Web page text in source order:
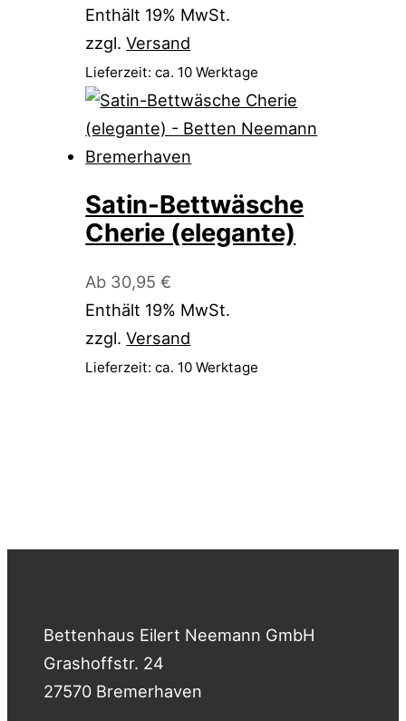
Enthält 19% MwSt.
zzgl.Versand
Lieferzeit: ca. 10 Werktage
Satin-Bettwäsche
Cherie (elegante)
Ab 30,95€
Enthält 19% MwSt.
zzgl.Versand
Lieferzeit: ca. 10 Werktage
Bettenhaus Eilert Neemann GmbH
Grashoffstr. 24
27570 Bremerhaven